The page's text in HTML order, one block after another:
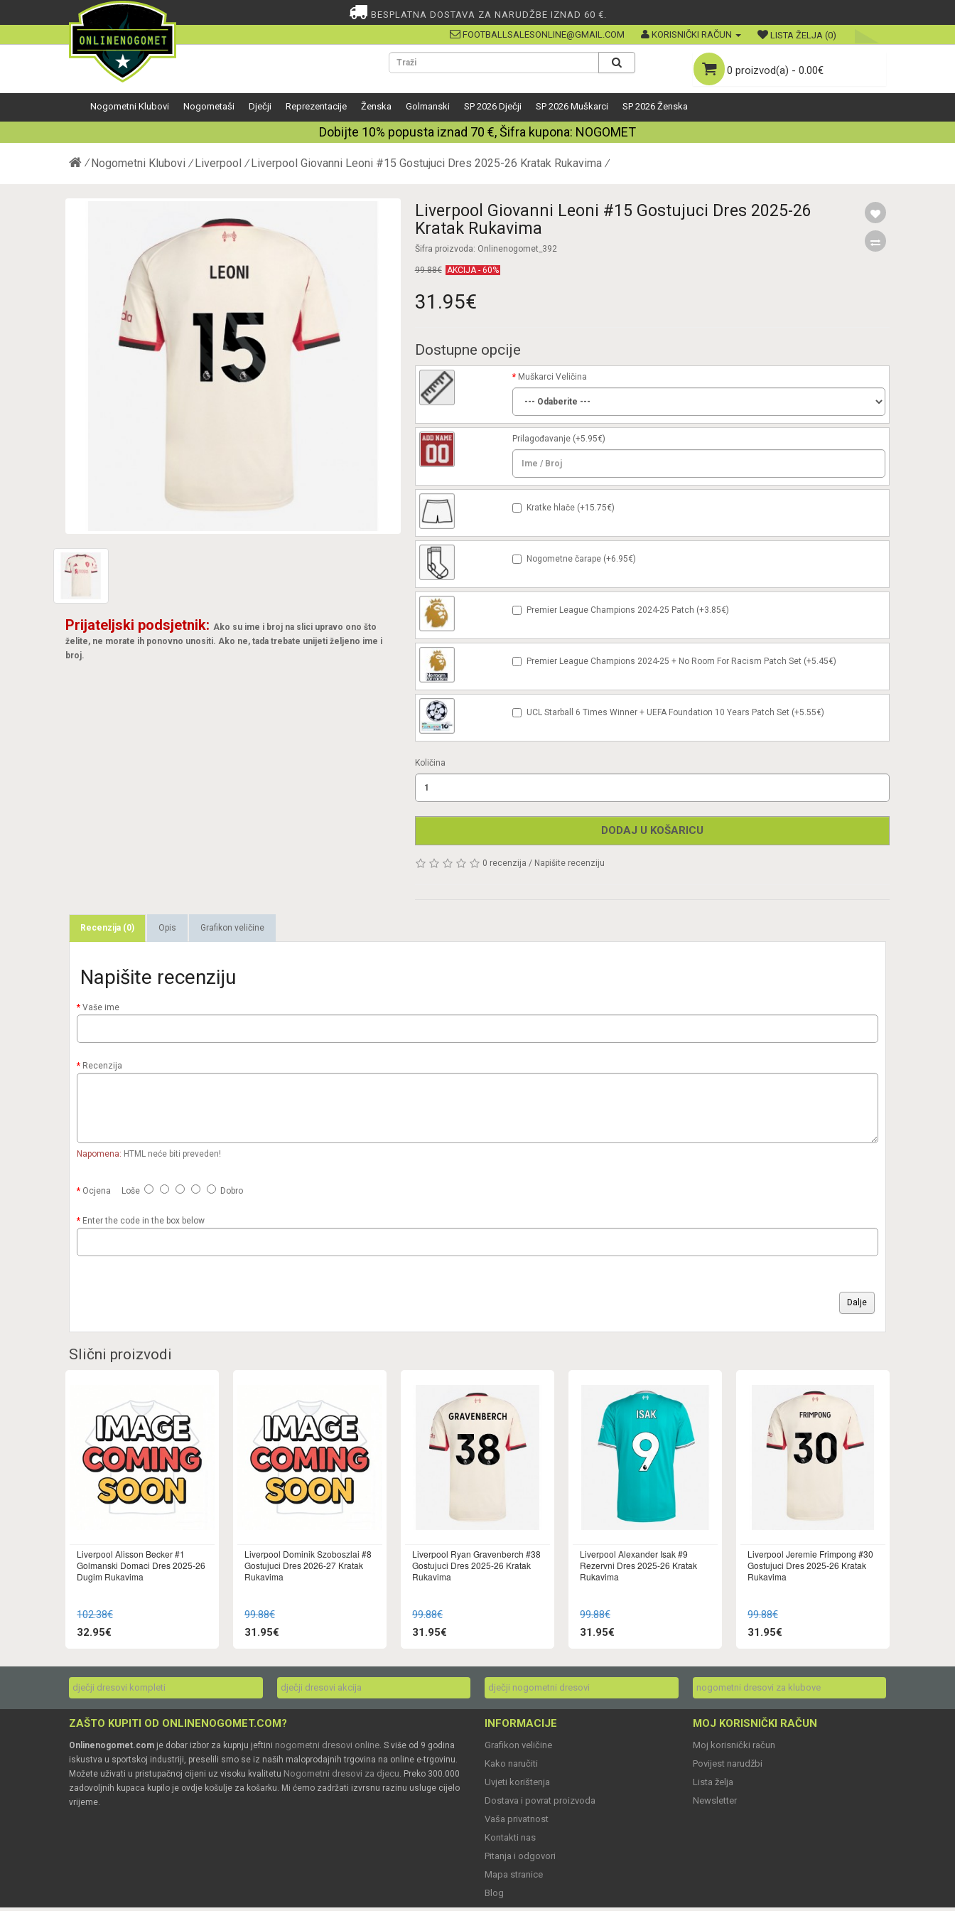
BESPLATNA DOSTAVA ZA NARUDŽBE IZNAD 60 €.
FOOTBALLSALESONLINE@GMAIL.COM
KORISNIČKI RAČUN LISTA ŽELJA (0)
0 proizvod(a) - 0.00€
Nogometni Klubovi Nogometaši Dječji Reprezentacije Ženska Golmanski SP 2026 Dječji SP 2026 Muškarci SP 2026 Ženska
Dobijte 10% popusta iznad 70 €, Šifra kupona: NOGOMET
Nogometni Klubovi Liverpool Liverpool Giovanni Leoni #15 Gostujuci Dres 2025-26 Kratak Rukavima
Prijateljski podsjetnik: Ako su ime i broj na slici upravo ono što
želite, ne morate ih ponovno unositi. Ako ne, tada trebate unijeti željeno ime i
broj.
Liverpool Giovanni Leoni #15 Gostujuci Dres 2025-26
Kratak Rukavima
Šifra proizvoda: Onlinenogomet_392
99.88€ AKCIJA - 60%
31.95€
Dostupne opcije
Muškarci Veličina
Prilagođavanje(+5.95€)
Kratke hlače (+15.75€)
Nogometne čarape (+6.95€)
Premier League Champions 2024-25 Patch (+3.85€)
Premier League Champions 2024-25 + No Room For Racism Patch Set (+5.45€)
UCL Starball 6 Times Winner + UEFA Foundation 10 Years Patch Set (+5.55€)
Količina
DODAJ U KOŠARICU
0 recenzija / Napišite recenziju
Recenzija (0) Opis Grafikon veličine
Napišite recenziju
Vaše ime
Recenzija
Napomena: HTML neće biti preveden!
Ocjena Loše Dobro
Enter the code in the box below
Dalje
Slični proizvodi
Liverpool Alisson Becker #1
Golmanski Domaci Dres 2025-26
Dugim Rukavima
102.38€
32.95€
Liverpool Dominik Szoboszlai #8
Gostujuci Dres 2026-27 Kratak
Rukavima
99.88€
31.95€
Liverpool Ryan Gravenberch #38
Gostujuci Dres 2025-26 Kratak
Rukavima
99.88€
31.95€
Liverpool Alexander Isak #9
Rezervni Dres 2025-26 Kratak
Rukavima
99.88€
31.95€
Liverpool Jeremie Frimpong #30
Gostujuci Dres 2025-26 Kratak
Rukavima
99.88€
31.95€
dječji dresovi kompleti dječji dresovi akcija dječji nogometni dresovi nogometni dresovi za klubove
ZAŠTO KUPITI OD ONLINENOGOMET.COM?
Onlinenogomet.com je dobar izbor za kupnju jeftini nogometni dresovi online. S više od 9 godina
iskustva u sportskoj industriji, preselili smo se iz naših maloprodajnih trgovina na online e-trgovinu.
Možete uživati u pristupačnoj cijeni uz visoku kvalitetu Nogometni dresovi za djecu. Preko 300.000
zadovoljnih kupaca kupilo je ovdje košulje za košarku. Mi ćemo zadržati izvrsnu razinu usluge cijelo
vrijeme.
INFORMACIJE
Grafikon veličine
Kako naručiti
Uvjeti korištenja
Dostava i povrat proizvoda
Vaša privatnost
Kontakti nas
Pitanja i odgovori
Mapa stranice
Blog
MOJ KORISNIČKI RAČUN
Moj korisnički račun
Povijest narudžbi
Lista želja
Newsletter